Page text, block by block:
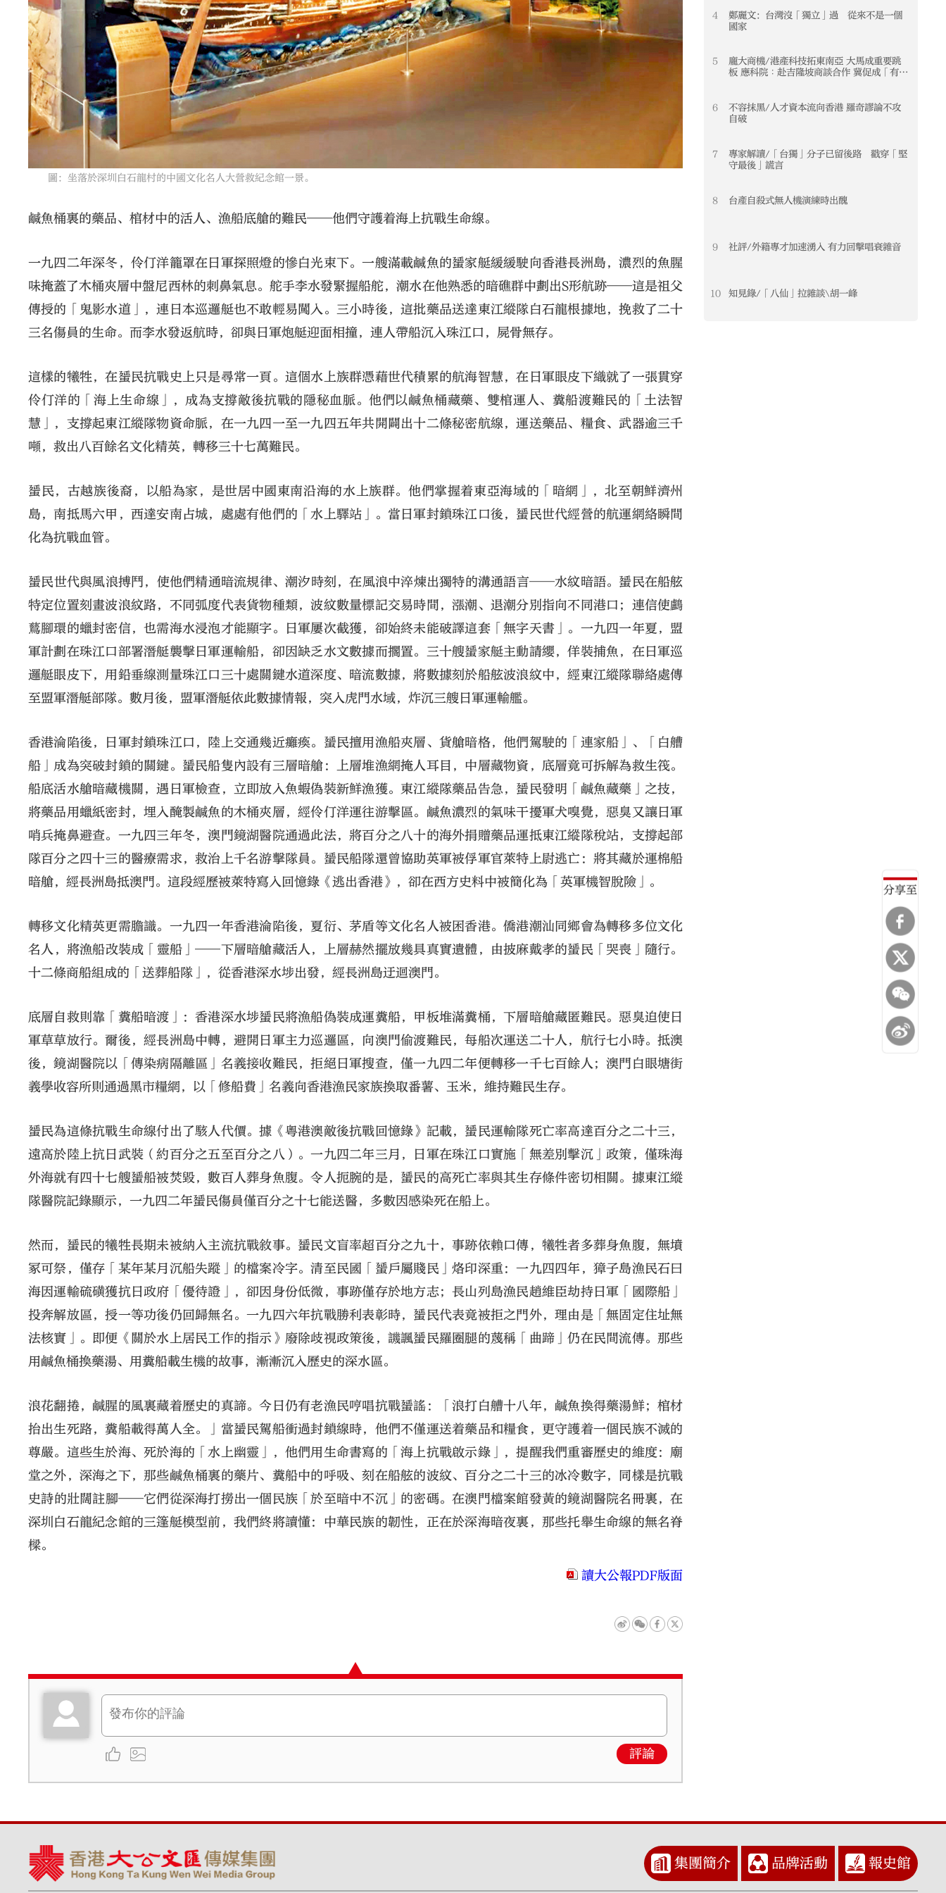
分享至
圖：坐落於深圳白石龍村的中國文化名人大營救紀念館一景。
鹹魚桶裏的藥品、棺材中的活人、漁船底艙的難民——他們守護着海上抗戰生命線。
一九四二年深冬，伶仃洋籠罩在日軍探照燈的慘白光束下。一艘滿載鹹魚的蜑家艇緩緩駛向香港長洲島，濃烈的魚腥
味掩蓋了木桶夾層中盤尼西林的刺鼻氣息。舵手李水發緊握船舵，潮水在他熟悉的暗礁群中劃出S形航跡——這是祖父
傳授的「鬼影水道」，連日本巡邏艇也不敢輕易闖入。三小時後，這批藥品送達東江縱隊白石龍根據地，挽救了二十
三名傷員的生命。而李水發返航時，卻與日軍炮艇迎面相撞，連人帶船沉入珠江口，屍骨無存。
這樣的犧牲，在蜑民抗戰史上只是尋常一頁。這個水上族群憑藉世代積累的航海智慧，在日軍眼皮下織就了一張貫穿
伶仃洋的「海上生命線」，成為支撐敵後抗戰的隱秘血脈。他們以鹹魚桶藏藥、雙棺運人、糞船渡難民的「土法智
慧」，支撐起東江縱隊物資命脈，在一九四一至一九四五年共開闢出十二條秘密航線，運送藥品、糧食、武器逾三千
噸，救出八百餘名文化精英，轉移三十七萬難民。
蜑民，古越族後裔，以船為家，是世居中國東南沿海的水上族群。他們掌握着東亞海域的「暗網」，北至朝鮮濟州
島，南抵馬六甲，西達安南占城，處處有他們的「水上驛站」。當日軍封鎖珠江口後，蜑民世代經營的航運網絡瞬間
化為抗戰血管。
蜑民世代與風浪搏鬥，使他們精通暗流規律、潮汐時刻，在風浪中淬煉出獨特的溝通語言──水紋暗語。蜑民在船舷
特定位置刻畫波浪紋路，不同弧度代表貨物種類，波紋數量標記交易時間，漲潮、退潮分別指向不同港口；連信使鸕
鶿腳環的蠟封密信，也需海水浸泡才能顯字。日軍屢次截獲，卻始終未能破譯這套「無字天書」。一九四一年夏，盟
軍計劃在珠江口部署潛艇襲擊日軍運輸船，卻因缺乏水文數據而擱置。三十艘蜑家艇主動請纓，佯裝捕魚，在日軍巡
邏艇眼皮下，用鉛垂線測量珠江口三十處關鍵水道深度、暗流數據，將數據刻於船舷波浪紋中，經東江縱隊聯絡處傳
至盟軍潛艇部隊。數月後，盟軍潛艇依此數據情報，突入虎門水域，炸沉三艘日軍運輸艦。
香港淪陷後，日軍封鎖珠江口，陸上交通幾近癱瘓。蜑民擅用漁船夾層、貨艙暗格，他們駕駛的「連家船」、「白艚
船」成為突破封鎖的關鍵。蜑民船隻內設有三層暗艙：上層堆漁網掩人耳目，中層藏物資，底層竟可拆解為救生筏。
船底活水艙暗藏機關，遇日軍檢查，立即放入魚蝦偽裝新鮮漁獲。東江縱隊藥品告急，蜑民發明「鹹魚藏藥」之技，
將藥品用蠟紙密封，埋入醃製鹹魚的木桶夾層，經伶仃洋運往游擊區。鹹魚濃烈的氣味干擾軍犬嗅覺，惡臭又讓日軍
哨兵掩鼻避查。一九四三年冬，澳門鏡湖醫院通過此法，將百分之八十的海外捐贈藥品運抵東江縱隊稅站，支撐起部
隊百分之四十三的醫療需求，救治上千名游擊隊員。蜑民船隊還曾協助英軍被俘軍官萊特上尉逃亡：將其藏於運棉船
暗艙，經長洲島抵澳門。這段經歷被萊特寫入回憶錄《逃出香港》，卻在西方史料中被簡化為「英軍機智脫險」。
轉移文化精英更需膽識。一九四一年香港淪陷後，夏衍、茅盾等文化名人被困香港。僑港潮汕同鄉會為轉移多位文化
名人，將漁船改裝成「靈船」——下層暗艙藏活人，上層赫然擺放幾具真實遺體，由披麻戴孝的蜑民「哭喪」隨行。
十二條商船組成的「送葬船隊」，從香港深水埗出發，經長洲島迂迴澳門。
底層自救則靠「糞船暗渡」：香港深水埗蜑民將漁船偽裝成運糞船，甲板堆滿糞桶，下層暗艙藏匿難民。惡臭迫使日
軍草草放行。爾後，經長洲島中轉，避開日軍主力巡邏區，向澳門偷渡難民，每船次運送二十人，航行七小時。抵澳
後，鏡湖醫院以「傳染病隔離區」名義接收難民，拒絕日軍搜查，僅一九四二年便轉移一千七百餘人；澳門白眼塘街
義學收容所則通過黑市糧網，以「修船費」名義向香港漁民家族換取番薯、玉米，維持難民生存。
蜑民為這條抗戰生命線付出了駭人代價。據《粵港澳敵後抗戰回憶錄》記載，蜑民運輸隊死亡率高達百分之二十三，
遠高於陸上抗日武裝（約百分之五至百分之八）。一九四二年三月，日軍在珠江口實施「無差別擊沉」政策，僅珠海
外海就有四十七艘蜑船被焚毀，數百人葬身魚腹。令人扼腕的是，蜑民的高死亡率與其生存條件密切相關。據東江縱
隊醫院記錄顯示，一九四二年蜑民傷員僅百分之十七能送醫，多數因感染死在船上。
然而，蜑民的犧牲長期未被納入主流抗戰敘事。蜑民文盲率超百分之九十，事跡依賴口傳，犧牲者多葬身魚腹，無墳
冢可祭，僅存「某年某月沉船失蹤」的檔案冷字。清至民國「蜑戶屬賤民」烙印深重：一九四四年，獐子島漁民石曰
海因運輸硫磺獲抗日政府「優待證」，卻因身份低微，事跡僅存於地方志；長山列島漁民趙維臣劫持日軍「國際船」
投奔解放區，授一等功後仍回歸無名。一九四六年抗戰勝利表彰時，蜑民代表竟被拒之門外，理由是「無固定住址無
法核實」。即便《關於水上居民工作的指示》廢除歧視政策後，譏諷蜑民羅圈腿的蔑稱「曲蹄」仍在民間流傳。那些
用鹹魚桶換藥湯、用糞船載生機的故事，漸漸沉入歷史的深水區。
浪花翻捲，鹹腥的風裏藏着歷史的真諦。今日仍有老漁民哼唱抗戰蜑謠：「浪打白艚十八年，鹹魚換得藥湯鮮；棺材
抬出生死路，糞船載得萬人全。」當蜑民駕船衝過封鎖線時，他們不僅運送着藥品和糧食，更守護着一個民族不滅的
尊嚴。這些生於海、死於海的「水上幽靈」，他們用生命書寫的「海上抗戰啟示錄」，提醒我們重審歷史的維度：廟
堂之外，深海之下，那些鹹魚桶裏的藥片、糞船中的呼吸、刻在船舷的波紋、百分之二十三的冰冷數字，同樣是抗戰
史詩的壯闊註腳——它們從深海打撈出一個民族「於至暗中不沉」的密碼。在澳門檔案館發黃的鏡湖醫院名冊裏，在
深圳白石龍紀念館的三篷艇模型前，我們終將讀懂：中華民族的韌性，正在於深海暗夜裏，那些托舉生命線的無名脊
樑。
讀大公報PDF版面
評論
4
鄭麗文：台灣沒「獨立」過 從來不是一個
國家
5
龐大商機/港產科技拓東南亞 大馬成重要跳
板 應科院︰赴吉隆坡商談合作 冀促成「有規
6
不容抹黑/人才資本流向香港 羅奇謬論不攻
自破
7
專家解讀/「台獨」分子已留後路 戳穿「堅
守最後」謊言
8 台產自殺式無人機演練時出醜
9 社評/外籍專才加速湧入 有力回擊唱衰雜音
10 知見錄/「八仙」拉雜談\胡一峰
集團簡介 品牌活動 報史館